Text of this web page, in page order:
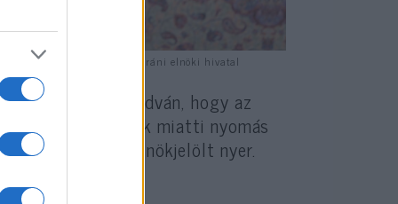
Iránnak. Fotó: MTI/AP/Iráni elnöki hivatal
mondván, hogy az
amerikai szankciók miatti nyomás
demokrata elnökjelölt nyer.